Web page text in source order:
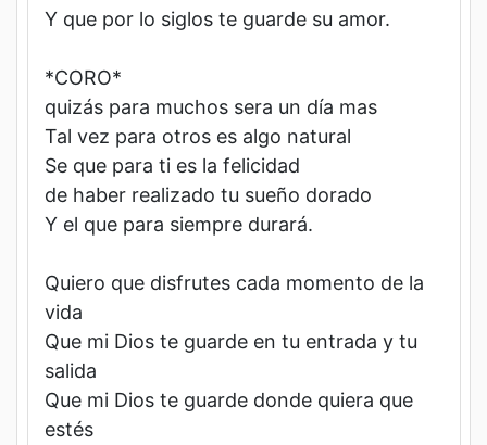
Y que por lo siglos te guarde su amor.
*CORO*
quizás para muchos sera un día mas
Tal vez para otros es algo natural
Se que para ti es la felicidad
de haber realizado tu sueño dorado
Y el que para siempre durará.
Quiero que disfrutes cada momento de la
vida
Que mi Dios te guarde en tu entrada y tu
salida
Que mi Dios te guarde donde quiera que
estés